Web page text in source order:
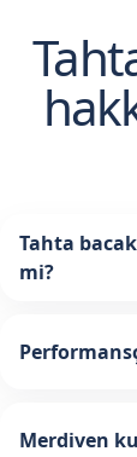
Tahta
mi?
Merdiven